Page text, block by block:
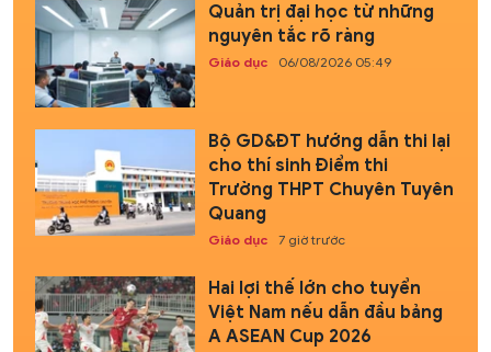
Quản trị đại học từ những
nguyên tắc rõ ràng
Giáo dục 06/08/2026 05:49
Bộ GD&ĐT hướng dẫn thi lại
cho thí sinh Điểm thi
Trường THPT Chuyên Tuyên
Quang
Giáo dục 7 giờ trước
Hai lợi thế lớn cho tuyển
Việt Nam nếu dẫn đầu bảng
A ASEAN Cup 2026